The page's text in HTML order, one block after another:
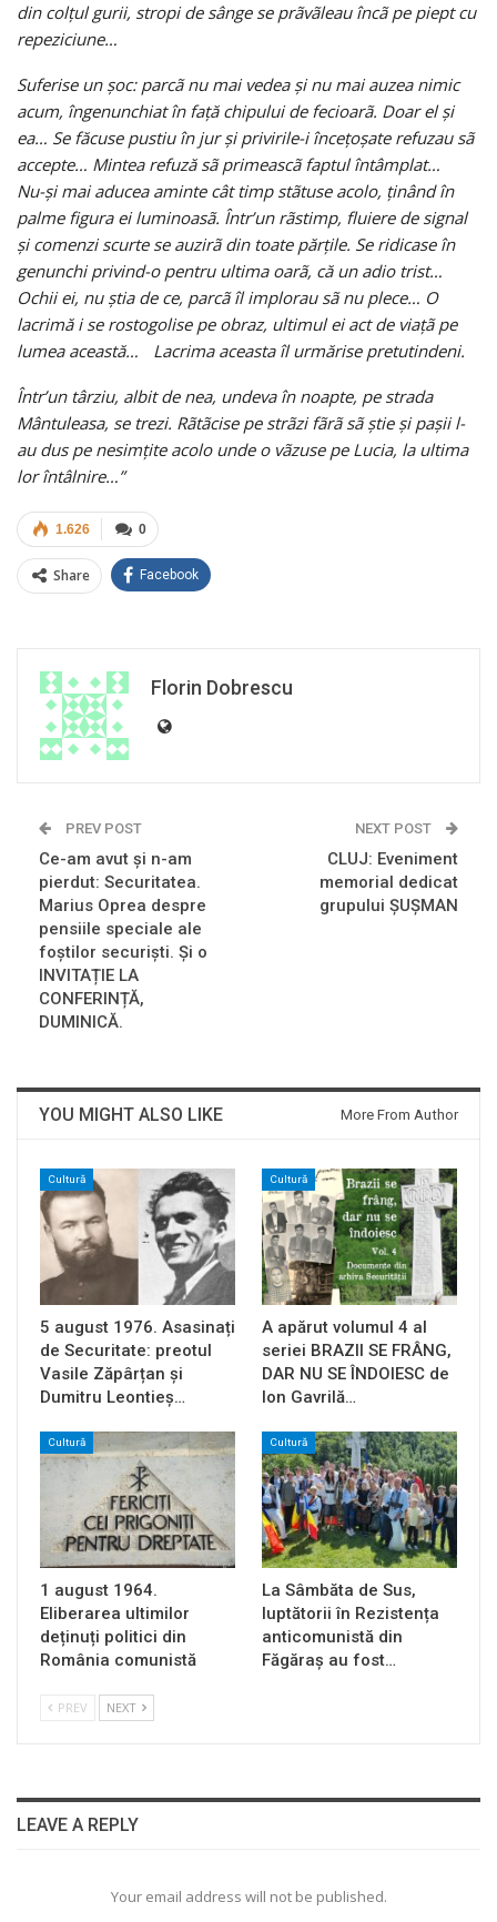
din colţul gurii, stropi de sânge se prãvãleau încã pe piept cu
repeziciune…
Suferise un şoc: parcã nu mai vedea şi nu mai auzea nimic
acum, îngenunchiat în faţă chipului de fecioarã. Doar el şi
ea… Se făcuse pustiu în jur şi privirile-i înceţoşate refuzau sã
accepte… Mintea refuză sã primeascã faptul întâmplat…
Nu-şi mai aducea aminte cât timp stãtuse acolo, ţinând în
palme figura ei luminoasã. Într’un rãstimp, fluiere de signal
şi comenzi scurte se auzirã din toate părţile. Se ridicase în
genunchi privind-o pentru ultima oarã, că un adio trist…
Ochii ei, nu ştia de ce, parcã îl implorau sã nu plece… O
lacrimă i se rostogolise pe obraz, ultimul ei act de viaţã pe
lumea această… Lacrima aceasta îl urmărise pretutindeni.
Într’un târziu, albit de nea, undeva în noapte, pe strada
Mântuleasa, se trezi. Rãtãcise pe strãzi fãrã sã ştie şi paşii l-
au dus pe nesimţite acolo unde o vãzuse pe Lucia, la ultima
lor întâlnire…”
0
1.626
Share Facebook
Florin Dobrescu
PREV POST
Ce-am avut și n-am
pierdut: Securitatea.
Marius Oprea despre
pensiile speciale ale
foștilor securiști. Și o
INVITAȚIE LA
CONFERINȚĂ,
DUMINICĂ.
NEXT POST
CLUJ: Eveniment
memorial dedicat
grupului ȘUȘMAN
YOU MIGHT ALSO LIKE More From Author
Cultură
5 august 1976. Asasinați
de Securitate: preotul
Vasile Zăpârțan și
Dumitru Leontieș…
Cultură
A apărut volumul 4 al
seriei BRAZII SE FRÂNG,
DAR NU SE ÎNDOIESC de
Ion Gavrilă…
Cultură
1 august 1964.
Eliberarea ultimilor
deținuți politici din
România comunistă
Cultură
La Sâmbăta de Sus,
luptătorii în Rezistența
anticomunistă din
Făgăraș au fost…
PREV NEXT
LEAVE A REPLY
Your email address will not be published.